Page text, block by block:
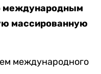
международным
массированную
международного